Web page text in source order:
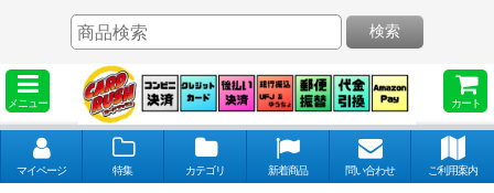
メニュー カート
検索
マイページ 特集 カテゴリ 新着商品 問い合わせ ご利用案内